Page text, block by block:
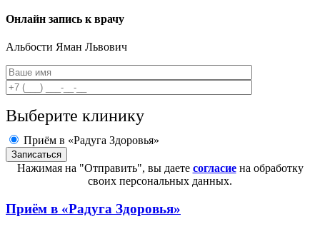
Онлайн запись к врачу
Альбости Яман Львович
Выберите клинику
Приём в «Радуга Здоровья»
Нажимая на "Отправить", вы даете согласиена обработку
своих персональных данных.
Приём в «Радуга Здоровья»